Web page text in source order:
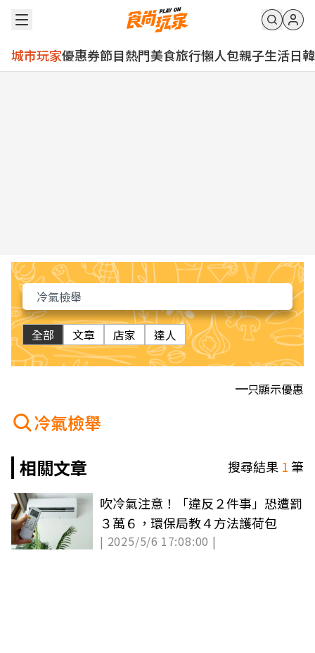
城市玩家優惠券節目熱門美食旅行懶人包親子生活日韓
全部 文章 店家 達人
只顯示優惠
冷氣檢舉
相關文章
搜尋結果 1筆
吹冷氣注意！「違反２件事」恐遭罰
３萬６，環保局教４方法護荷包
| 2025/5/6 17:08:00 |